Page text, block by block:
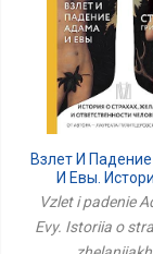
Взлет И
И Евы.
Страхах,
Vzlet i padenie
Evy. Istoriia o